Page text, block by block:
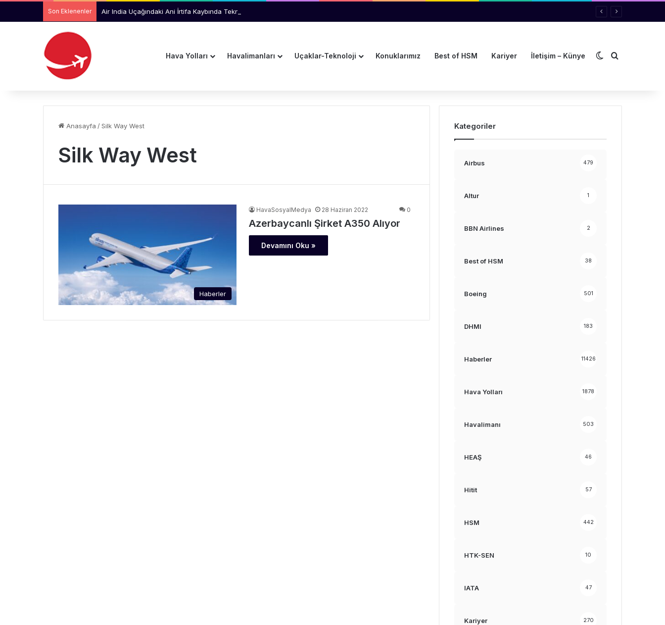
Son Eklenenler Air India Uçağındaki Ani İrtifa Kaybında Teknik Arıza İhtimali İnceleniyor
Hava Yolları Havalimanları Uçaklar-Teknoloji Konuklarımız Best of HSM Kariyer İletişim – Künye Dış görünümü
Arama yap
Anasayfa /Silk Way West
Silk Way West
Haberler
HavaSosyalMedya 28 Haziran 2022 0
Azerbaycanlı Şirket A350 Alıyor
Devamını Oku »
Kategoriler
Airbus 479
Altur 1
BBN Airlines 2
Best of HSM 38
Boeing 501
DHMI 183
Haberler 11426
Hava Yolları 1878
Havalimanı 503
HEAŞ 46
Hitit 57
HSM 442
HTK-SEN 10
IATA 47
Kariyer 270